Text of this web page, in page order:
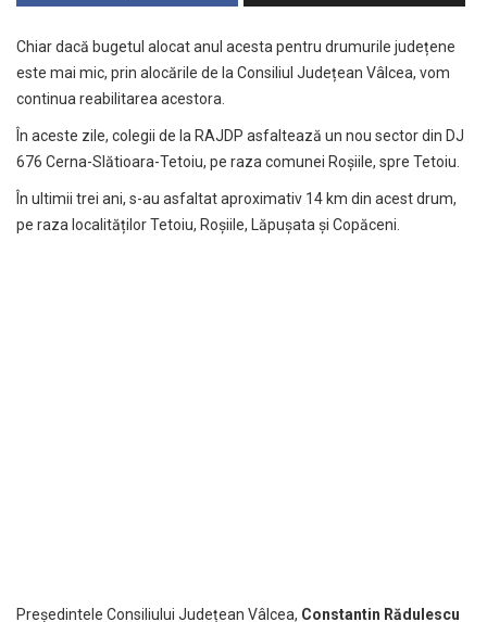
Chiar dacă bugetul alocat anul acesta pentru drumurile județene
este mai mic, prin alocările de la Consiliul Județean Vâlcea, vom
continua reabilitarea acestora.
În aceste zile, colegii de la RAJDP asfaltează un nou sector din DJ
676 Cerna-Slătioara-Tetoiu, pe raza comunei Roșiile, spre Tetoiu.
În ultimii trei ani, s-au asfaltat aproximativ 14 km din acest drum,
pe raza localităților Tetoiu, Roșiile, Lăpușata și Copăceni.
Președintele Consiliului Județean Vâlcea, Constantin Rădulescu